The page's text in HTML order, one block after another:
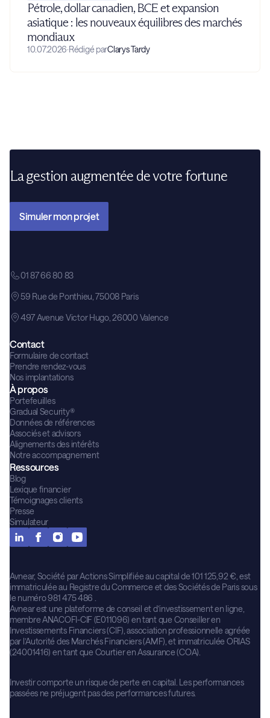
Pétrole, dollar canadien, BCE et expansion
asiatique : les nouveaux équilibres des marchés
mondiaux
10.07.2026·Rédigé parClarys Tardy
La gestion augmentée de votre fortune
Simuler mon projet
01 87 66 80 83
59 Rue de Ponthieu, 75008 Paris
497 Avenue Victor Hugo, 26000 Valence
Contact
Formulaire de contact
Prendre rendez-vous
Nos implantations
À propos
Portefeuilles
Gradual Security®
Données de références
Associés et advisors
Alignements des intérêts
Notre accompagnement
Ressources
Blog
Lexique financier
Témoignages clients
Presse
Simulateur
Avnear, Société par Actions Simplifiée au capital de 101 125,92 €, est
immatriculée au Registre du Commerce et des Sociétés de Paris sous
le numéro 981 475 486 .
Avnear est une plateforme de conseil et d’investissement en ligne,
membre ANACOFI-CIF (E011096) en tant que Conseiller en
Investissements Financiers (CIF), association professionnelle agréée
par l’Autorité des Marchés Financiers (AMF), et immatriculée ORIAS
(24001416) en tant que Courtier en Assurance (COA).
Investir comporte un risque de perte en capital. Les performances
passées ne préjugent pas des performances futures.